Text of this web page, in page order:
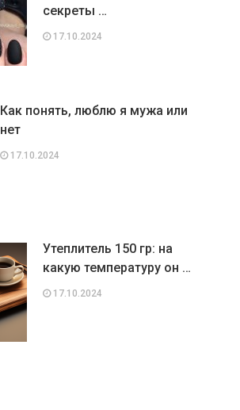
секреты …
17.10.2024
Как понять, люблю я мужа или
нет
17.10.2024
Утеплитель 150 гр: на
какую температуру он …
17.10.2024